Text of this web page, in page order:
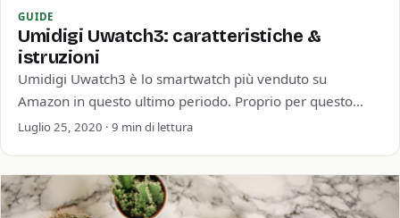
GUIDE
Umidigi Uwatch3: caratteristiche &
istruzioni
Umidigi Uwatch3 è lo smartwatch più venduto su
Amazon in questo ultimo periodo. Proprio per questo
Umidigi Uwatch3 mi ha talmente incuriosito…
Luglio 25, 2020 · 9 min di lettura